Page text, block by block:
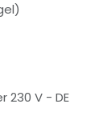
230 V - DE